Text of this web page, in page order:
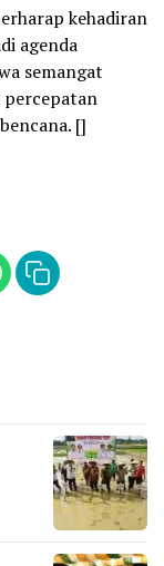
kehadiran
agenda
semangat
percepatan
[]